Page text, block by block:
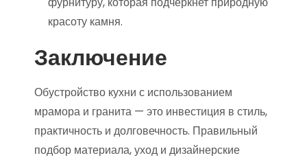
красоту камня.
Заключение
Обустройство кухни с использованием
мрамора и гранита — это инвестиция в стиль,
практичность и долговечность. Правильный
подбор материала, уход и дизайнерские